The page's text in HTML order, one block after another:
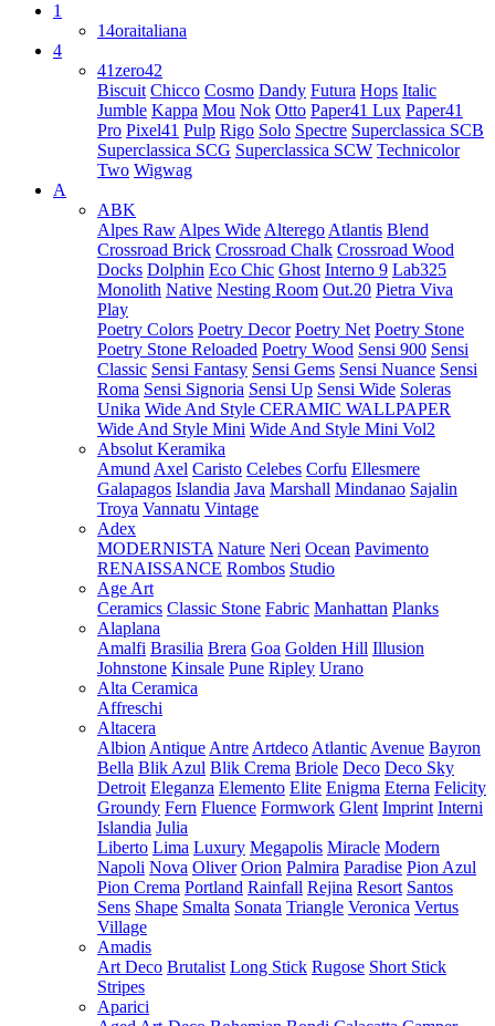
1
14oraitaliana
4
41zero42
Biscuit Chicco Cosmo Dandy Futura Hops Italic
Jumble Kappa Mou Nok Otto Paper41 Lux Paper41
Pro Pixel41 Pulp Rigo Solo Spectre Superclassica SCB
Superclassica SCG Superclassica SCW Technicolor
Two Wigwag
A
ABK
Alpes Raw Alpes Wide Alterego Atlantis Blend
Crossroad Brick Crossroad Chalk Crossroad Wood
Docks Dolphin Eco Chic Ghost Interno 9 Lab325
Monolith Native Nesting Room Out.20 Pietra Viva
Play
Poetry Colors Poetry Decor Poetry Net Poetry Stone
Poetry Stone Reloaded Poetry Wood Sensi 900 Sensi
Classic Sensi Fantasy Sensi Gems Sensi Nuance Sensi
Roma Sensi Signoria Sensi Up Sensi Wide Soleras
Unika Wide And Style CERAMIC WALLPAPER
Wide And Style Mini Wide And Style Mini Vol2
Absolut Keramika
Amund Axel Caristo Celebes Corfu Ellesmere
Galapagos Islandia Java Marshall Mindanao Sajalin
Troya Vannatu Vintage
Adex
MODERNISTA Nature Neri Ocean Pavimento
RENAISSANCE Rombos Studio
Age Art
Ceramics Classic Stone Fabric Manhattan Planks
Alaplana
Amalfi Brasilia Brera Goa Golden Hill Illusion
Johnstone Kinsale Pune Ripley Urano
Alta Ceramica
Affreschi
Altacera
Albion Antique Antre Artdeco Atlantic Avenue Bayron
Bella Blik Azul Blik Crema Briole Deco Deco Sky
Detroit Eleganza Elemento Elite Enigma Eterna Felicity
Groundy Fern Fluence Formwork Glent Imprint Interni
Islandia Julia
Liberto Lima Luxury Megapolis Miracle Modern
Napoli Nova Oliver Orion Palmira Paradise Pion Azul
Pion Crema Portland Rainfall Rejina Resort Santos
Sens Shape Smalta Sonata Triangle Veronica Vertus
Village
Amadis
Art Deco Brutalist Long Stick Rugose Short Stick
Stripes
Aparici